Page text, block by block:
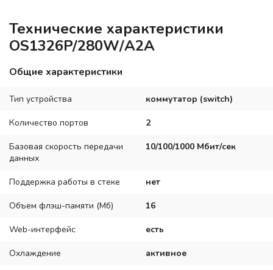
Технические характеристики
OS1326P/280W/A2A
Общие характеристики
Тип устройства коммутатор (switch)
Количество портов 2
Базовая скорость передачи
данных
10/100/1000 Мбит/сек
Поддержка работы в стеке нет
Объем флэш-памяти (Мб) 16
Web-интерфейс есть
Охлаждение активное